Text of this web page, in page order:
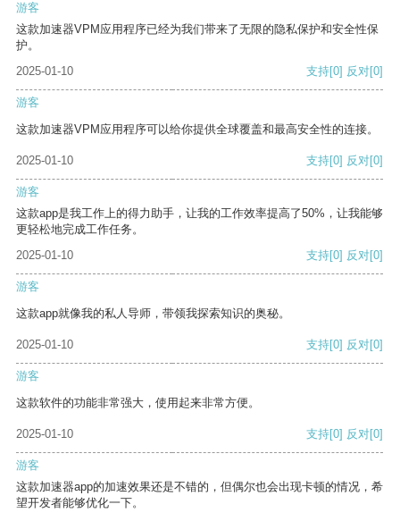
游客
这款加速器VPM应用程序已经为我们带来了无限的隐私保护和安全性保
护。
2025-01-10
支持[0] 反对[0]
游客
这款加速器VPM应用程序可以给你提供全球覆盖和最高安全性的连接。
2025-01-10 支持[0] 反对[0]
游客
这款app是我工作上的得力助手，让我的工作效率提高了50%，让我能够
更轻松地完成工作任务。
2025-01-10
支持[0] 反对[0]
游客
这款app就像我的私人导师，带领我探索知识的奥秘。
2025-01-10 支持[0] 反对[0]
游客
这款软件的功能非常强大，使用起来非常方便。
2025-01-10 支持[0] 反对[0]
游客
这款加速器app的加速效果还是不错的，但偶尔也会出现卡顿的情况，希
望开发者能够优化一下。